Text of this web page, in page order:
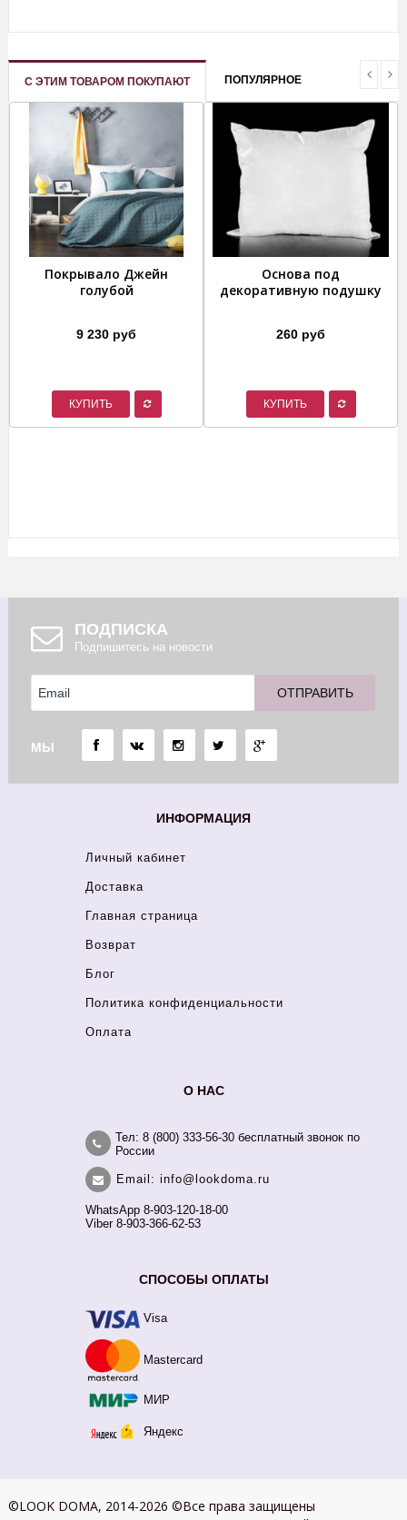
С ЭТИМ ТОВАРОМ ПОКУПАЮТ ПОПУЛЯРНОЕ
Покрывало Джейн
голубой
9 230 руб
КУПИТЬ
Основа под
декоративную подушку
260 руб
КУПИТЬ
ПОДПИСКА
Подпишитесь на новости
МЫ
ИНФОРМАЦИЯ
Личный кабинет
Доставка
Главная страница
Возврат
Блог
Политика конфиденциальности
Оплата
О НАС
Тел: 8 (800) 333-56-30 бесплатный звонок по
России
Email: info@lookdoma.ru
WhatsApp 8-903-120-18-00
Viber 8-903-366-62-53
СПОСОБЫ ОПЛАТЫ
Visa
Mastercard
МИР
Яндекс
©LOOK DOMA, 2014-2026 ©Все права защищены